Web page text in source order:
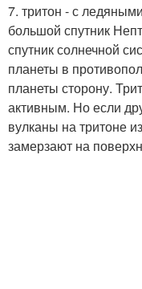
7. тритон - с
большой спутник
спутник солнечной
планеты в
планеты сторону.
активным. Но если
вулканы на тритоне
замерзают на